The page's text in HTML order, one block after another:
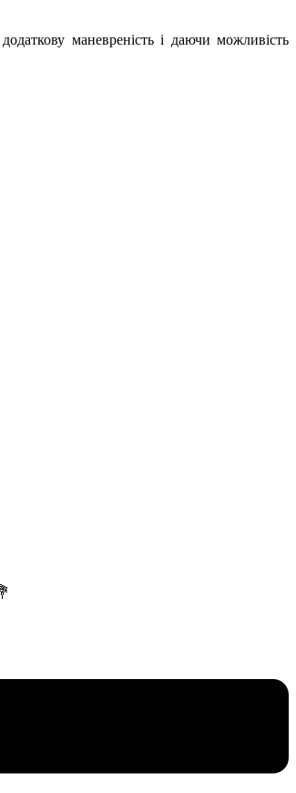
маневреність і даючи можливість